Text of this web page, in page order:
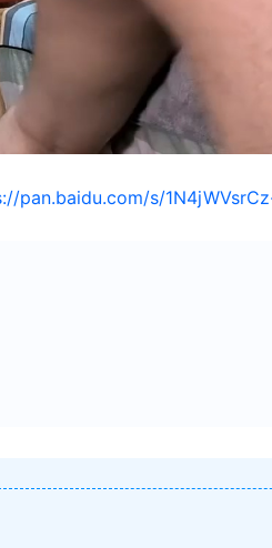
pan.baidu.com/s/